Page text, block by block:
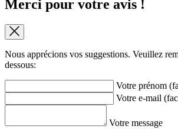
Merci pour votre avis !
Nous apprécions vos suggestions. Veuillez
dessous:
Votre prénom
Votre e-mail
Votre message